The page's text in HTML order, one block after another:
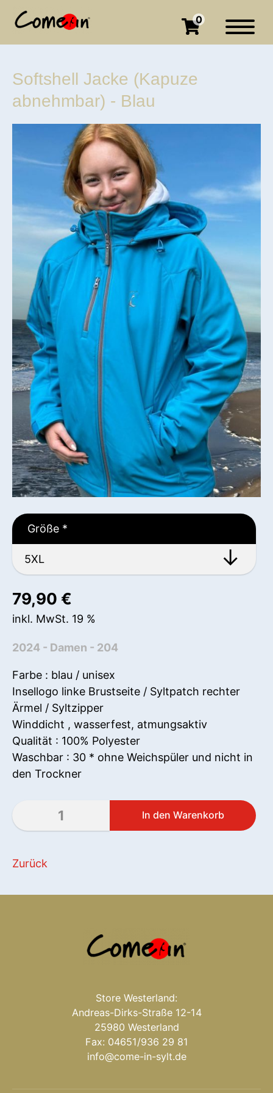
0
Softshell Jacke (Kapuze
abnehmbar) - Blau
Größe *
79,90 €
inkl. MwSt. 19 %
2024 - Damen - 204
Farbe : blau / unisex
Insellogo linke Brustseite / Syltpatch rechter
Ärmel / Syltzipper
Winddicht , wasserfest, atmungsaktiv
Qualität : 100% Polyester
Waschbar : 30 * ohne Weichspüler und nicht in
den Trockner
Zurück
Store Westerland:
Andreas-Dirks-Straße 12-14
25980 Westerland
Fax: 04651/936 29 81
info@come-in-sylt.de